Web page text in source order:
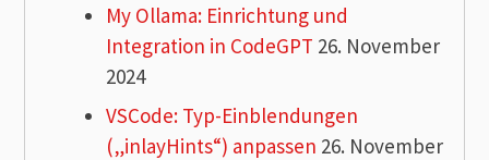
My Ollama: Einrichtung und
Integration in CodeGPT 26. November
2024
VSCode: Typ-Einblendungen
(„inlayHints“) anpassen 26. November